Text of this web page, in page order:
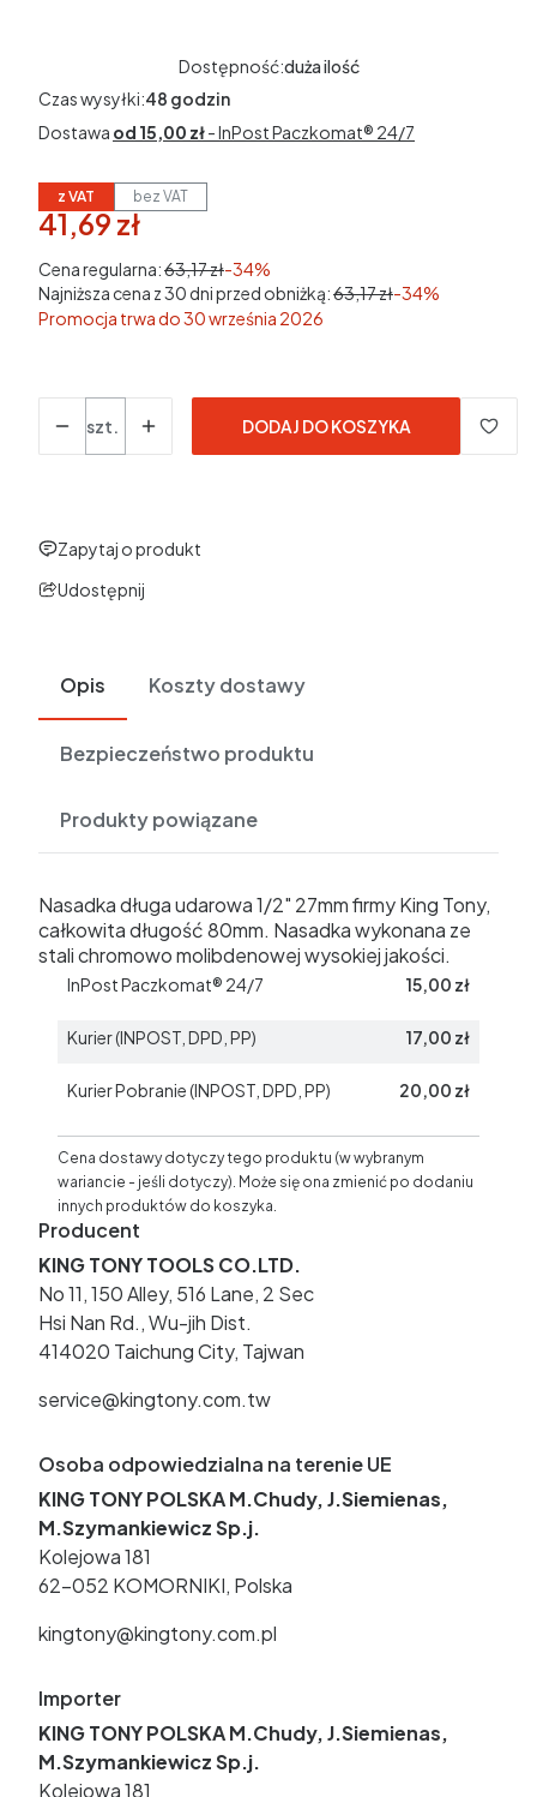
Dostępność:duża ilość
Czas wysyłki:48 godzin
Dostawa od 15,00 zł- InPost Paczkomat® 24/7
z VAT bez VAT
41,69 zł
w tym 23% VAT
w tym
Cena regularna:63,17 zł-34%
Najniższa cena z 30 dni przed obniżką:63,17 zł-34%
Promocja trwa do 30 września 2026
szt.
DODAJ DO KOSZYKA
Zapytaj o produkt
Udostępnij
Opis Koszty dostawy
Bezpieczeństwo produktu
Produkty powiązane
Nasadka długa udarowa 1/2" 27mm firmy King Tony,
całkowita długość 80mm. Nasadka wykonana ze
stali chromowo molibdenowej wysokiej jakości.
InPost Paczkomat® 24/7 15,00 zł
Kurier (INPOST, DPD, PP) 17,00 zł
Kurier Pobranie (INPOST, DPD, PP) 20,00 zł
Cena dostawy dotyczy tego produktu (w wybranym
wariancie - jeśli dotyczy). Może się ona zmienić po dodaniu
innych produktów do koszyka.
Producent
KING TONY TOOLS CO.LTD.
No 11, 150 Alley, 516 Lane, 2 Sec
Hsi Nan Rd., Wu-jih Dist.
414020 Taichung City, Tajwan
service@kingtony.com.tw
Osoba odpowiedzialna na terenie UE
KING TONY POLSKA M.Chudy, J.Siemienas,
M.Szymankiewicz Sp.j.
Kolejowa 181
62-052 KOMORNIKI, Polska
kingtony@kingtony.com.pl
Importer
KING TONY POLSKA M.Chudy, J.Siemienas,
M.Szymankiewicz Sp.j.
Kolejowa 181